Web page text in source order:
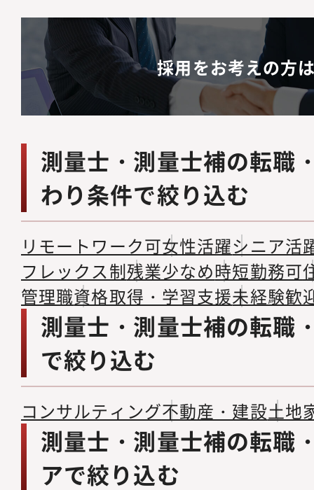
採用をお考えの方
測量士・測量士補の転職
わり条件で絞り込む
リモートワーク可女性活躍シニア活
フレックス制残業少なめ時短勤務可
管理職資格取得・学習支援未経験歓
測量士・測量士補の転職
で絞り込む
コンサルティング不動産・建設土地
測量士・測量士補の転職
アで絞り込む